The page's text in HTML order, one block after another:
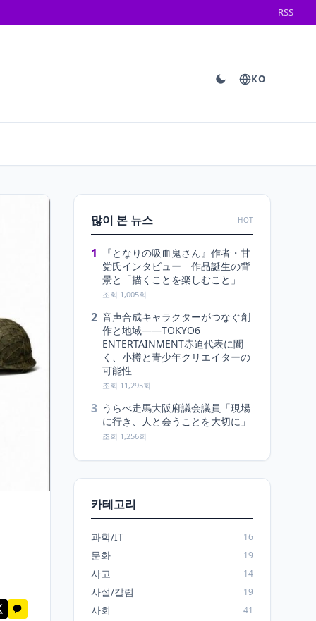
RSS
KO
많이 본 뉴스 HOT
1
『となりの吸血鬼さん』作者・甘
党氏インタビュー 作品誕生の背
景と「描くことを楽しむこと」
조회 1,005회
2 音声合成キャラクターがつなぐ創
作と地域――TOKYO6
ENTERTAINMENT赤迫代表に聞
く、小樽と青少年クリエイターの
可能性
조회 11,295회
3 うらべ走馬大阪府議会議員「現場
に行き、人と会うことを大切に」
조회 1,256회
카테고리
과학/IT 16
문화 19
사고 14
사설/칼럼 19
사회 41